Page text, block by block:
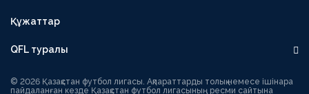
ӘЙЕЛДЕР ЛИГАСЫ
ӘЙЕЛДЕР КУБОГЫ
Құжаттар
QFL туралы
© 2026 Қазақстан футбол лигасы. Ақпараттарды толық немесе ішінара
пайдаланған кезде Қазақстан футбол лигасының ресми сайтына